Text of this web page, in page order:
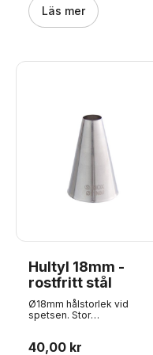
specialanpassad krage
längst ned som säkerställer
storlek (11 mm).
Läs mer
Hultyl 18mm -
rostfritt stål
Ø18mm hålstorlek vid
spetsen. Stor
rostfritt stål utan skarvar.
40,00 kr